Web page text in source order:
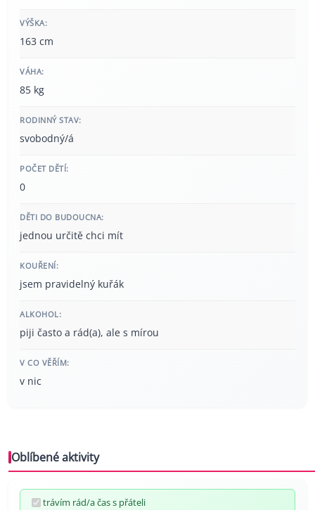
VÝŠKA:
163 cm
VÁHA:
85 kg
RODINNÝ STAV:
svobodný/á
POČET DĚTÍ:
0
DĚTI DO BUDOUCNA:
jednou určitě chci mít
KOUŘENÍ:
jsem pravidelný kuřák
ALKOHOL:
piji často a rád(a), ale s mírou
V CO VĚŘÍM:
v nic
Oblíbené aktivity
trávím rád/a čas s přáteli